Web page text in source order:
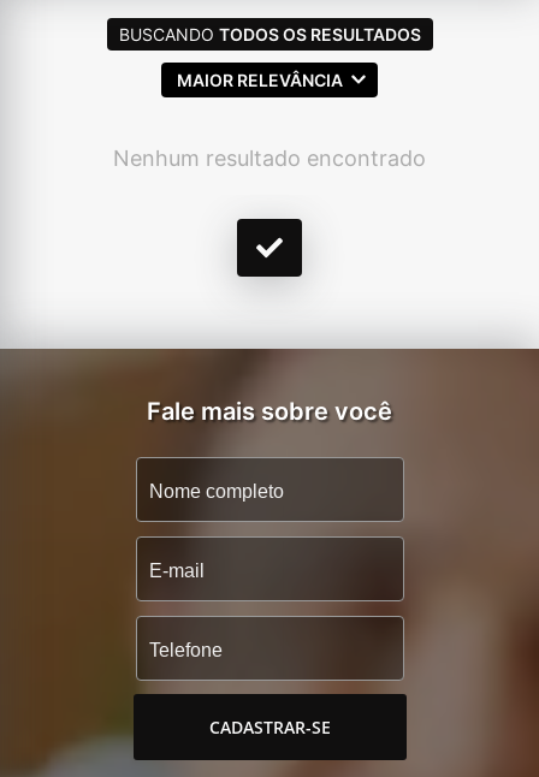
BUSCANDO TODOS OS RESULTADOS
MAIOR RELEVÂNCIA
Nenhum resultado encontrado
Fale mais sobre você
CADASTRAR-SE